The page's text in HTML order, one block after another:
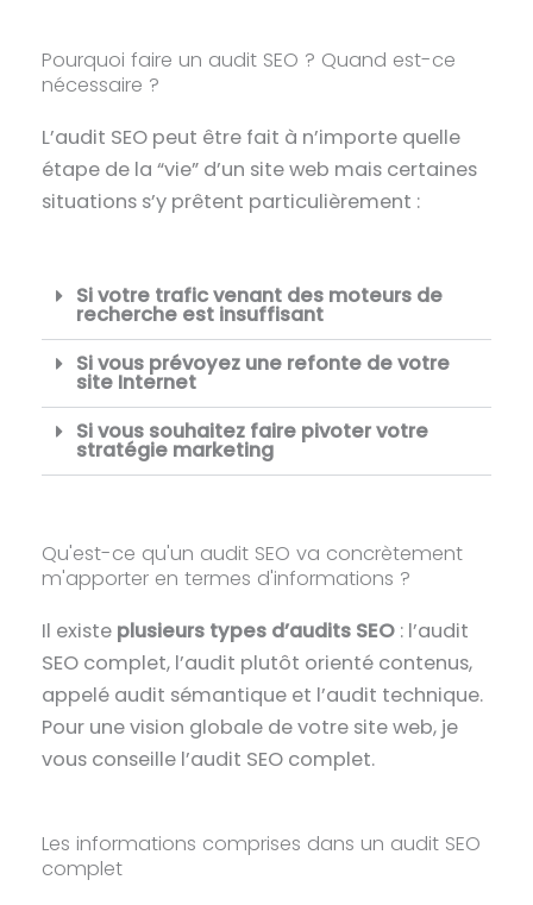
Pourquoi faire un audit SEO ? Quand est-ce
nécessaire ?
L’audit SEO peut être fait à n’importe quelle
étape de la “vie” d’un site web mais certaines
situations s’y prêtent particulièrement :
Si votre trafic venant des moteurs de
recherche est insuffisant
Si vous prévoyez une refonte de votre
site Internet
Si vous souhaitez faire pivoter votre
stratégie marketing
Qu'est-ce qu'un audit SEO va concrètement
m'apporter en termes d'informations ?
Il existe plusieurs types d’audits SEO : l’audit
SEO complet, l’audit plutôt orienté contenus,
appelé audit sémantique et l’audit technique.
Pour une vision globale de votre site web, je
vous conseille l’audit SEO complet.
Les informations comprises dans un audit SEO
complet